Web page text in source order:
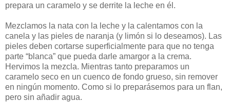
prepara un caramelo y se derrite la leche en él.
Mezclamos la nata con la leche y la calentamos con la
canela y las pieles de naranja (y limón si lo deseamos). Las
pieles deben cortarse superficialmente para que no tenga
parte “blanca” que pueda darle amargor a la crema.
Hervimos la mezcla. Mientras tanto preparamos un
caramelo seco en un cuenco de fondo grueso, sin remover
en ningún momento. Como si lo preparásemos para un flan,
pero sin añadir agua.